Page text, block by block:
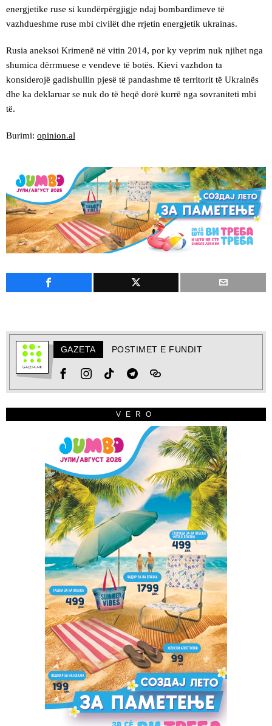
energjetike ruse si kundërpërgjigje ndaj bombardimeve të
vazhdueshme ruse mbi civilët dhe rrjetin energjetik ukrainas.
Rusia aneksoi Krimenë në vitin 2014, por ky veprim nuk njihet nga
shumica dërrmuese e vendeve të botës. Kievi vazhdon ta
konsiderojë gadishullin pjesë të pandashme të territorit të Ukrainës
dhe ka deklaruar se nuk do të heqë dorë kurrë nga sovraniteti mbi
të.
Burimi: opinion.al
GAZETA POSTIMET E FUNDIT
VERO